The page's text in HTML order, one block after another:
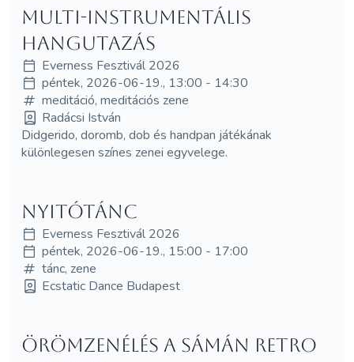
Multi-instrumentális
hangutazás
Everness Fesztivál 2026
péntek, 2026-06-19., 13:00 - 14:30
meditáció, meditációs zene
Radácsi István
Didgerido, doromb, dob és handpan játékának
különlegesen színes zenei egyvelege.
Nyitótánc
Everness Fesztivál 2026
péntek, 2026-06-19., 15:00 - 17:00
tánc, zene
Ecstatic Dance Budapest
Örömzenélés a Sámán Retro